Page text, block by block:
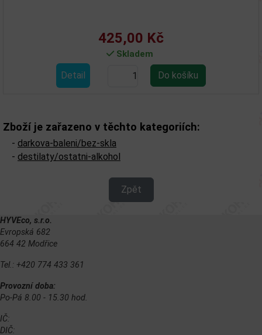
425,00 Kč
Skladem
Detail
Zboží je zařazeno v těchto kategoriích:
- darkova-baleni/bez-skla
- destilaty/ostatni-alkohol
Zpět
HYVEco, s.r.o.
Evropská 682
664 42 Modřice
Tel.: +420 774 433 361
Provozní doba:
Po-Pá 8.00 - 15.30 hod.
IČ:
DIČ: